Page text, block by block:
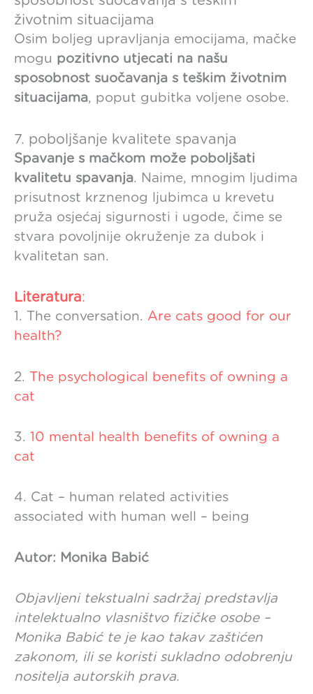
životnim situacijama
Osim boljeg upravljanja emocijama, mačke
mogu pozitivno utjecati na našu
sposobnost suočavanja s teškim životnim
situacijama, poput gubitka voljene osobe.
7. poboljšanje kvalitete spavanja
Spavanje s mačkom može poboljšati
kvalitetu spavanja. Naime, mnogim ljudima
prisutnost krznenog ljubimca u krevetu
pruža osjećaj sigurnosti i ugode, čime se
stvara povoljnije okruženje za dubok i
kvalitetan san.
Literatura:
1. The conversation. Are cats good for our
health?
2. The psychological benefits of owning a
cat
3. 10 mental health benefits of owning a
cat
4. Cat – human related activities
associated with human well – being
Autor: Monika Babić
Objavljeni tekstualni sadržaj predstavlja
intelektualno vlasništvo fizičke osobe –
Monika Babić te je kao takav zaštićen
zakonom, ili se koristi sukladno odobrenju
nositelja autorskih prava.